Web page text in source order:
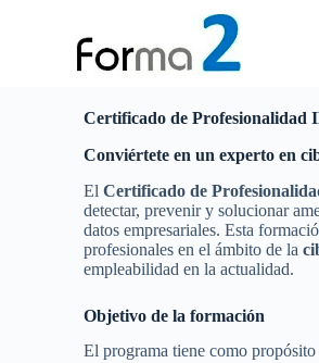
Certificado de Profesionalidad
Conviértete en un experto en
ElCertificado de
detectar, prevenir y solucionar
datos empresariales. Esta
profesionales en el ámbito de la
empleabilidad en la actualidad.
Objetivo de la formación
El programa tiene como propósito